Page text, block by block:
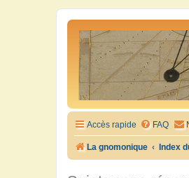
Accès rapide FAQ
La gnomonique Index